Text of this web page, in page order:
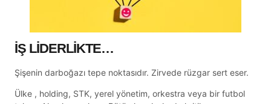
İŞ LİDERLİKTE…
Şişenin darboğazı tepe noktasıdır. Zirvede rüzgar sert eser.
Ülke , holding, STK, yerel yönetim, orkestra veya bir futbol